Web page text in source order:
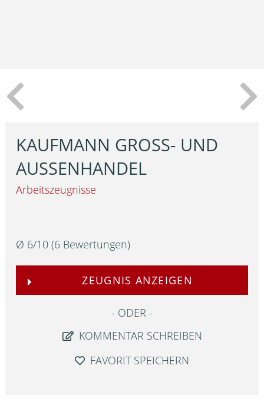
KAUFMANN GROSS- UND A
USSENHANDEL
Arbeitszeugnisse
Ø 6/10 (6 Bewertungen)
ZEUGNIS ANZEIGEN
ODER
KOMMENTAR SCHREIBEN
FAVORIT SPEICHERN